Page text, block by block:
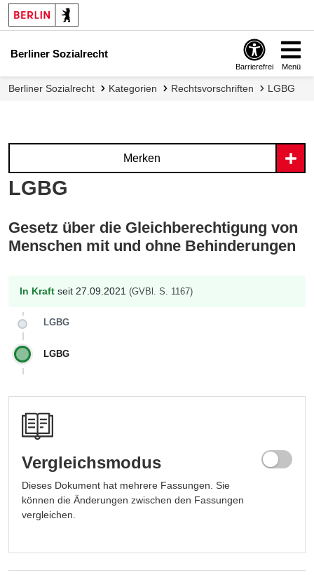
Berliner Sozialrecht
Barrierefrei Menü
Berliner Sozialrecht Kategorien Rechtsvorschriften LGBG
LGBG
Merken
Gesetz über die Gleichberechtigung von
Menschen mit und ohne Behinderungen
In Kraft seit 27.09.2021 (GVBl. S. 1167)
LGBG
LGBG
Vergleichsmodus
Dieses Dokument hat mehrere Fassungen. Sie
können die Änderungen zwischen den Fassungen
vergleichen.
Fassung auswählen